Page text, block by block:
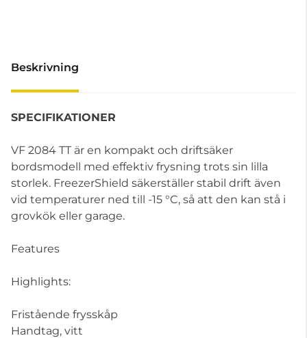
Beskrivning
SPECIFIKATIONER
VF 2084 TT är en kompakt och driftsäker
bordsmodell med effektiv frysning trots sin lilla
storlek. FreezerShield säkerställer stabil drift även
vid temperaturer ned till -15 °C, så att den kan stå i
grovkök eller garage.
Features
Highlights:
Fristående frysskåp
Handtag, vitt